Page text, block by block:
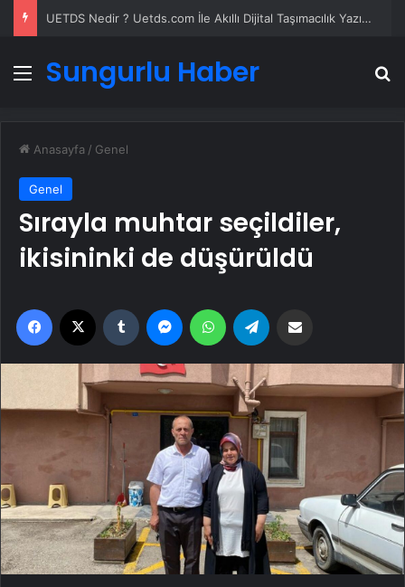
UETDS Nedir ? Uetds.com İle Akıllı Dijital Taşımacılık Yazılımı
Menü
Sungurlu Haber
Anasayfa / Genel
Genel
Sırayla muhtar seçildiler,
ikisininki de düşürüldü
Facebook Tumblr MessengerWhatsApp